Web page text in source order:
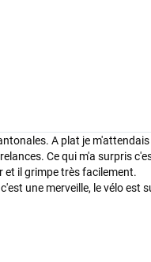
A plat je
Ce qui m'a surpris
et il grimpe très facilement.
une merveille, le vélo est